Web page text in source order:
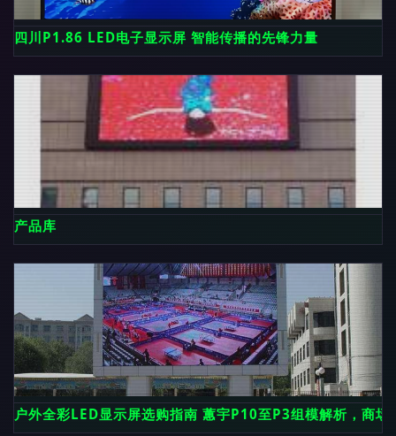
四川P1.86 LED电子显示屏 智能传播的先锋力量
产品库
户外全彩LED显示屏选购指南 蕙宇P10至P3组模解析，商场